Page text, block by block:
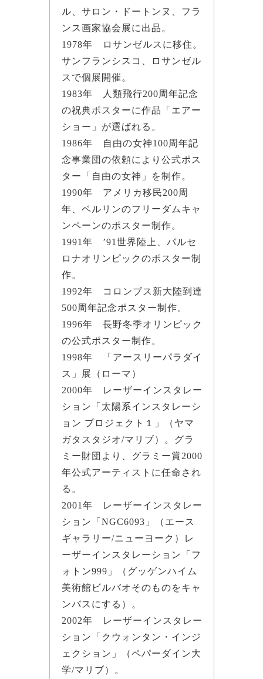
ル、サロン・ドートンヌ、フラ
ンス画家協会展に出品。
1978年 ロサンゼルスに移住。
サンフランシスコ、ロサンゼル
スで個展開催。
1983年 人類飛行200周年記念
の祝典ポスターに作品「エアー
ショー」が選ばれる。
1986年 自由の女神100周年記
念事業団の依頼により公式ポス
ター「自由の女神」を制作。
1990年 アメリカ移民200周
年、ベルリンのフリーダムキャ
ンペーンのポスター制作。
1991年 ’91世界陸上、バルセ
ロナオリンピックのポスター制
作。
1992年 コロンブス新大陸到達
500周年記念ポスター制作。
1996年 長野冬季オリンピック
の公式ポスター制作。
1998年 「アースリーパラダイ
ス」展（ローマ）
2000年 レーザーインスタレー
ション「太陽系インスタレーシ
ョン プロジェクト１」（ヤマ
ガタスタジオ/マリブ）。グラ
ミー財団より、グラミー賞2000
年公式アーティストに任命され
る。
2001年 レーザーインスタレー
ション「NGC6093」（エース
ギャラリー/ニューヨーク）レ
ーザーインスタレーション「フ
ォトン999」（グッゲンハイム
美術館ビルバオそのものをキャ
ンバスにする）。
2002年 レーザーインスタレー
ション「クウォンタン・インジ
ェクション」（ペパーダイン大
学/マリブ）。